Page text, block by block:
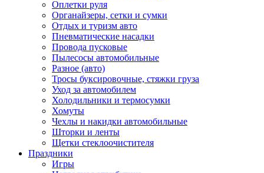
Оплетки руля
Органайзеры, сетки и сумки
Отдых и туризм авто
Пневматические насадки
Провода пусковые
Пылесосы автомобильные
Разное (авто)
Тросы буксировочные, стяжки груза
Уход за автомобилем
Холодильники и термосумки
Хомуты
Чехлы и накидки автомобильные
Шторки и ленты
Щетки стеклоочистителя
Праздники
Игры